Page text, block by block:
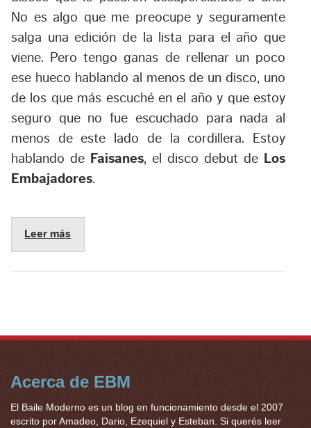
No es algo que me preocupe y seguramente
salga una edición de la lista para el año que
viene. Pero tengo ganas de rellenar un poco
ese hueco hablando al menos de un disco, uno
de los que más escuché en el año y que estoy
seguro que no fue escuchado para nada al
menos de este lado de la cordillera. Estoy
hablando de Faisanes, el disco debut de Los
Embajadores.
Leer más
Acerca de EBM
El Baile Moderno es un blog en funcionamiento desde el 2007
escrito por Amadeo, Dario, Ezequiel y Esteban. Si querés leer